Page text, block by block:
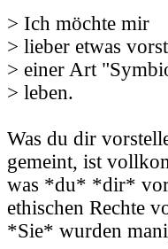
> Ich möchte mir
> lieber etwas
> einer Art
> leben.
Was du dir
gemeint, ist
was *du* *dir*
ethischen Rechte
*Sie* wurden